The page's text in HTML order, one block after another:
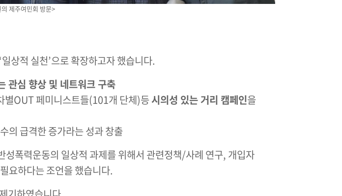
제주여민회 방문>
상적 실천’으로 확장하고자 했습니다.
관심 향상 및 네트워크 구축
별OUT 페미니스트들(101개 단체)등시의성 있는 거리 캠페인을
의 급격한 증가라는 성과 창출
성폭력운동의 일상적 과제를 위해서 관련정책/사례 연구, 개입자
요하다는 조언을 했습니다​.